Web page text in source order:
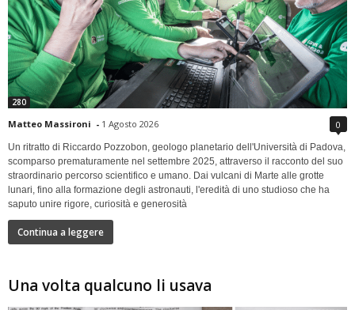
280
Matteo Massironi - 1 Agosto 2026 0
Un ritratto di Riccardo Pozzobon, geologo planetario dell'Università di Padova,
scomparso prematuramente nel settembre 2025, attraverso il racconto del suo
straordinario percorso scientifico e umano. Dai vulcani di Marte alle grotte
lunari, fino alla formazione degli astronauti, l'eredità di uno studioso che ha
saputo unire rigore, curiosità e generosità
Continua a leggere
Una volta qualcuno li usava